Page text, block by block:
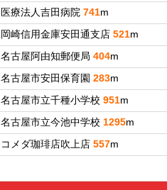
医療法人吉田病院 741m
岡崎信用金庫安田通支店 521m
名古屋阿由知郵便局 404m
名古屋市安田保育園 283m
名古屋市立千種小学校 951m
名古屋市立今池中学校 1295m
コメダ珈琲店吹上店 557m